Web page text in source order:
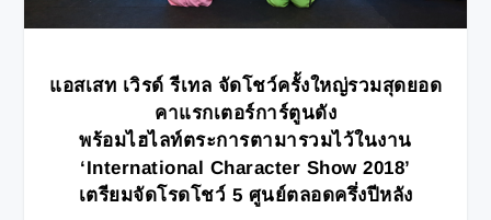
แอสเสท เวิรด์ รีเทล จัดโชว์ครั้งใหญ่รวมสุดยอด
คาแรกเตอร์การ์ตูนดัง
พร้อมไฮไลท์ตระการตามารวมไว้ในงาน
‘International Character Show 2018’
เตรียมจัดโรดโชว์ 5 ศูนย์ตลอดครึ่งปีหลัง